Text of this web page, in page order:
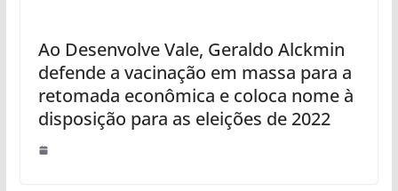
Ao Desenvolve Vale, Geraldo Alckmin
defende a vacinação em massa para a
retomada econômica e coloca nome à
disposição para as eleições de 2022